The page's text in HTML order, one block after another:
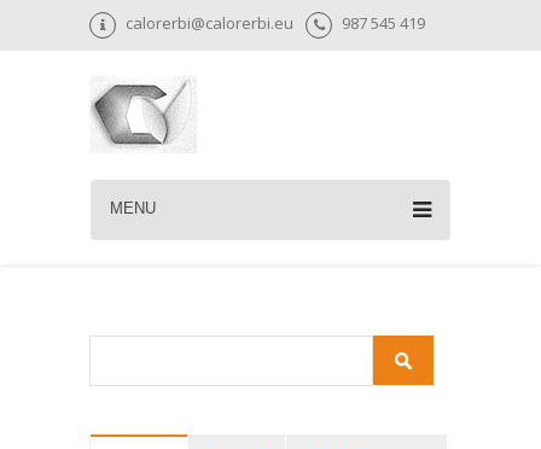
calorerbi@calorerbi.eu 987 545 419
MENU